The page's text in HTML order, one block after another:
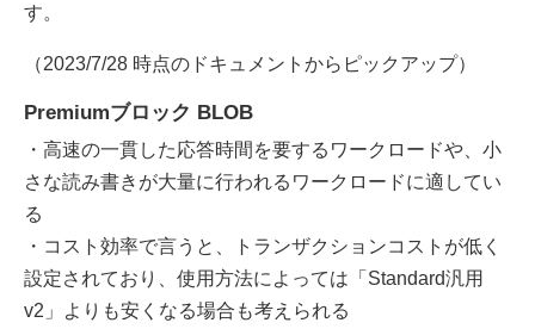
す。
（2023/7/28 時点のドキュメントからピックアップ）
Premiumブロック BLOB
・高速の一貫した応答時間を要するワークロードや、小
さな読み書きが大量に行われるワークロードに適してい
る
・コスト効率で言うと、トランザクションコストが低く
設定されており、使用方法によっては「Standard汎用
v2」よりも安くなる場合も考えられる